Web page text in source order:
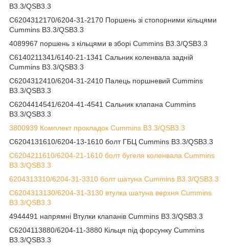
B3.3/QSB3.3
C6204312170/6204-31-2170 Поршень зі стопорними кільцями
Cummins B3.3/QSB3.3
4089967 поршень з кільцями в зборі Cummins B3.3/QSB3.3
C6140211341/6140-21-1341 Сальник коленвала задній
Cummins B3.3/QSB3.3
C6204312410/6204-31-2410 Палець поршневий Cummins
B3.3/QSB3.3
C6204414541/6204-41-4541 Сальник клапана Cummins
B3.3/QSB3.3
3800939 Комплект прокладок Cummins B3.3/QSB3.3
C6204131610/6204-13-1610 болт ГБЦ Cummins B3.3/QSB3.3
C6204211610/6204-21-1610 болт бугеля коленвала Cummins
B3.3/QSB3.3
6204313310/6204-31-3310 болт шатуна Cummins B3.3/QSB3.3
С6204313130/6204-31-3130 втулка шатуна верхня Cummins
B3.3/QSB3.3
4944491 напрямні Втулки клапанів Cummins B3.3/QSB3.3
C6204113880/6204-11-3880 Кільця під форсунку Cummins
B3.3/QSB3.3